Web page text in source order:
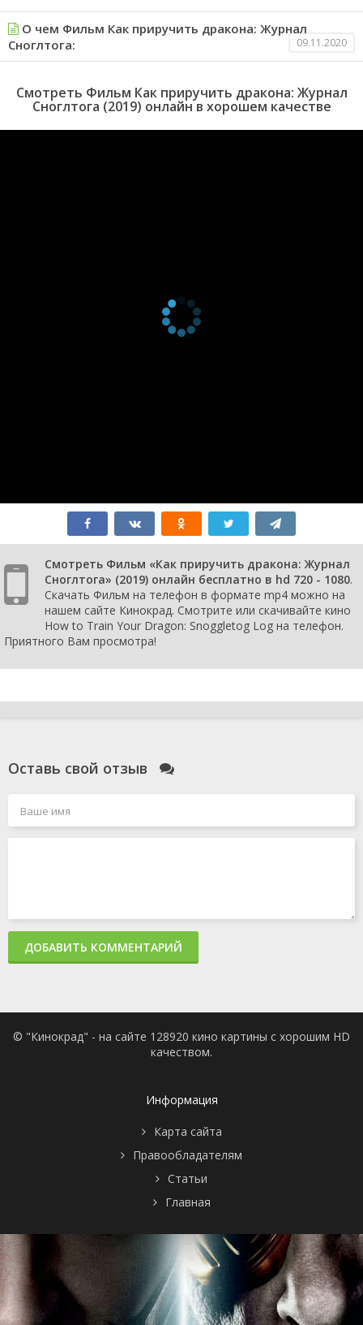
О чем Фильм Как приручить дракона: Журнал
Сноглтога:
09.11.2020
Смотреть Фильм Как приручить дракона: Журнал
Сноглтога (2019) онлайн в хорошем качестве
Смотреть Фильм «Как приручить дракона: Журнал
Сноглтога» (2019) онлайн бесплатно в hd 720 - 1080.
Скачать Фильм на телефон в формате mp4 можно на
нашем сайте Кинокрад. Смотрите или скачивайте кино
How to Train Your Dragon: Snoggletog Log на телефон.
Приятного Вам просмотра!
Оставь свой отзыв
ДОБАВИТЬ КОММЕНТАРИЙ
© "Кинокрад" - на сайте 128920 кино картины с хорошим HD
качеством.
Информация
Карта сайта
Правообладателям
Статьи
Главная